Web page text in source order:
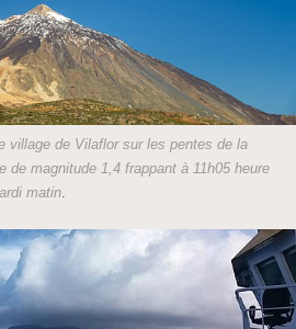
village de Vilaflor sur les pentes de la
de magnitude 1,4 frappant à 11h05 heure
matin.